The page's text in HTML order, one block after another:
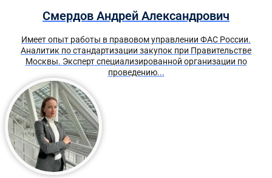
Смердов Андрей Александрович
Имеет опыт работы в правовом управлении ФАС России.
Аналитик по стандартизации закупок при Правительстве
Москвы. Эксперт специализированной организации по
проведению...